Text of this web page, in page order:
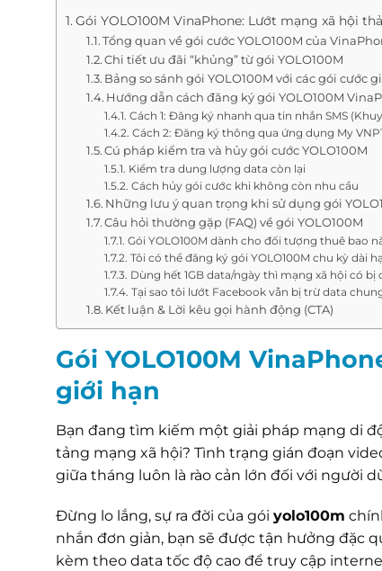
Gói YOLO100M VinaPhone: Lướt mạng xã hội
Tổng quan về gói cước YOLO100M của
Chi tiết ưu đãi “khủng” từ gói YOLO100M
Bảng so sánh gói YOLO100M với các gói cước
Hướng dẫn cách đăng ký gói YOLO100M
Cách 1: Đăng ký nhanh qua tin nhắn SMS
Cách 2: Đăng ký thông qua ứng dụng My
Cú pháp kiểm tra và hủy gói cước YOLO100M
Kiểm tra dung lượng data còn lại
Cách hủy gói cước khi không còn nhu cầu
Những lưu ý quan trọng khi sử dụng gói
Câu hỏi thường gặp (FAQ) về gói YOLO100M
Gói YOLO100M dành cho đối tượng thuê bao
Tôi có thể đăng ký gói YOLO100M chu kỳ dài
Dùng hết 1GB data/ngày thì mạng xã hội có bị
Tại sao tôi lướt Facebook vẫn bị trừ data
Kết luận & Lời kêu gọi hành động (CTA)
Gói YOLO100M
giới hạn
Bạn đang tìm kiếm một giải pháp mạng di
tảng mạng xã hội? Tình trạng gián đoạn
giữa tháng luôn là rào cản lớn đối với người
Đừng lo lắng, sự ra đời của gói yolo100m
nhắn đơn giản, bạn sẽ được tận hưởng đặc
kèm theo data tốc độ cao để truy cập